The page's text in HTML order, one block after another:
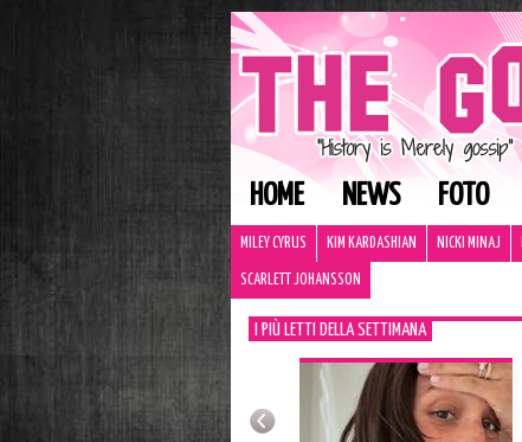
HOME NEWS FOTO
MILEY CYRUS KIM KARDASHIAN NICKI MINAJ
SCARLETT JOHANSSON
I PIÙ LETTI DELLA SETTIMANA